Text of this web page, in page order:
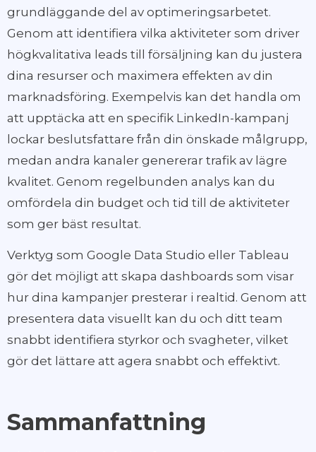
grundläggande del av optimeringsarbetet.
Genom att identifiera vilka aktiviteter som driver
högkvalitativa leads till försäljning kan du justera
dina resurser och maximera effekten av din
marknadsföring. Exempelvis kan det handla om
att upptäcka att en specifik LinkedIn-kampanj
lockar beslutsfattare från din önskade målgrupp,
medan andra kanaler genererar trafik av lägre
kvalitet. Genom regelbunden analys kan du
omfördela din budget och tid till de aktiviteter
som ger bäst resultat.
Verktyg som Google Data Studio eller Tableau
gör det möjligt att skapa dashboards som visar
hur dina kampanjer presterar i realtid. Genom att
presentera data visuellt kan du och ditt team
snabbt identifiera styrkor och svagheter, vilket
gör det lättare att agera snabbt och effektivt.
Sammanfattning